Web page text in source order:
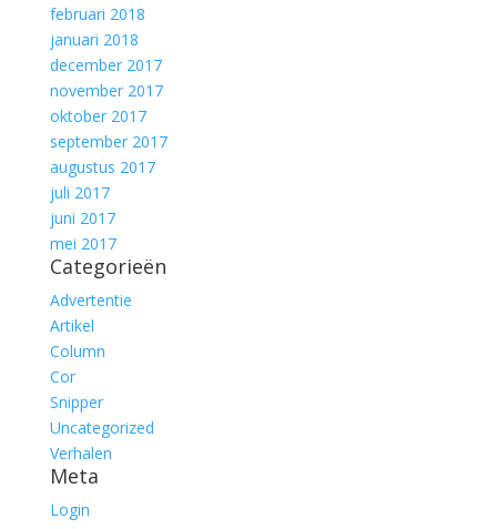
februari 2018
januari 2018
december 2017
november 2017
oktober 2017
september 2017
augustus 2017
juli 2017
juni 2017
mei 2017
Categorieën
Advertentie
Artikel
Column
Cor
Snipper
Uncategorized
Verhalen
Meta
Login